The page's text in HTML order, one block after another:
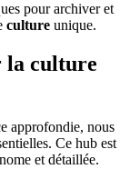
pour archiver et
culture unique.
la culture
approfondie, nous
Ce hub est
et détaillée.